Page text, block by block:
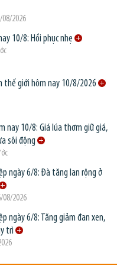
08/2026
10/8: Hồi phục nhẹ
thế giới hôm nay 10/8/2026
nay 10/8: Giá lúa thơm giữ giá,
sôi động
ngày 6/8: Đà tăng lan rộng ở
08/2026
ngày 6/8: Tăng giảm đan xen,
trì